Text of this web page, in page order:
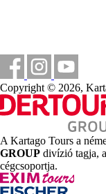
Az adott ország
Távolságok
1,5 km
Városközpont
115 km
Távolság a
1,5 km
Copyright © 2026,
A Kartago Tours a
GROUP divízió tagja,
cégcsoportja.